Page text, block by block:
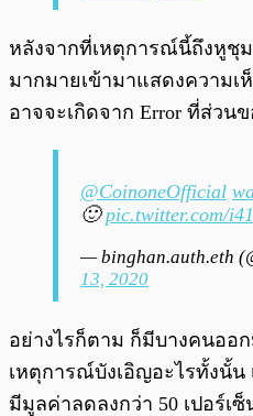
หลังจากที่เหตุการณ์นี้ถึงหูชุ
มากมายเข้ามาแสดงความเ
อาจจะเกิดจาก Error ที่ส่วนข
@CoinoneOfficial
🙂pic.twitter.com/
— binghan.auth.eth
13, 2020
อย่างไรก็ตาม ก็มีบางคนออ
เหตุการณ์บังเอิญอะไรทั้งนั้น
มีมูลค่าลดลงกว่า 50 เปอร์เ